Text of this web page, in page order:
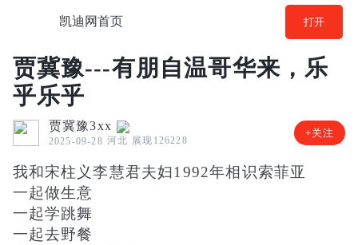
凯迪网首页 打开
贾冀豫---有朋自温哥华来，乐
乎乐乎
贾冀豫3xx
2025-09-28 河北 展现126228
+关注
我和宋柱义李慧君夫妇1992年相识索菲亚
一起做生意
一起学跳舞
一起去野餐